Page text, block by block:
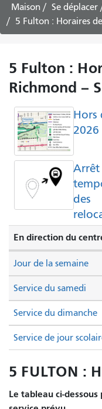
Maison Se déplacer
5 Fulton : Horaires
5 Fulton :
Richmond –
Hors
2026
Arrêt
des
En direction du
Service du samedi
Service du dimanche
Jour de la semaine
Service de jour
5 FULTON :
Le tableau ci-